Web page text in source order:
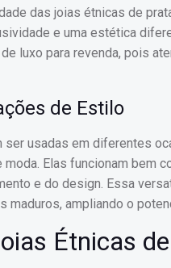
das joias étnicas de
e uma estética
luxo para revenda, pois
de Estilo
ser usadas em diferentes
Elas funcionam bem
e do design. Essa
maduros, ampliando o
Étnicas